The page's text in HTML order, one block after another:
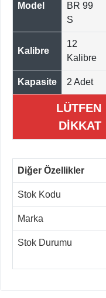
Model
BR 99
S
Kalibre
12
Kalibre
Kapasite 2 Adet
LÜTFEN
DİKKAT
Diğer Özellikler
Stok Kodu
Marka
Stok Durumu